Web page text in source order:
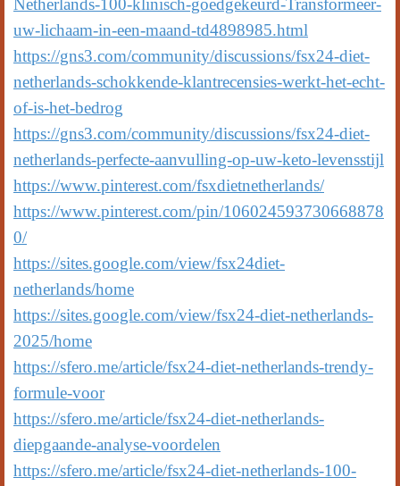
Netherlands-100-klinisch-goedgekeurd-Transformeer-
uw-lichaam-in-een-maand-td4898985.html
https://gns3.com/community/discussions/fsx24-diet-
netherlands-schokkende-klantrecensies-werkt-het-echt-
of-is-het-bedrog
https://gns3.com/community/discussions/fsx24-diet-
netherlands-perfecte-aanvulling-op-uw-keto-levensstijl
https://www.pinterest.com/fsxdietnetherlands/
https://www.pinterest.com/pin/106024593730668878
0/
https://sites.google.com/view/fsx24diet-
netherlands/home
https://sites.google.com/view/fsx24-diet-netherlands-
2025/home
https://sfero.me/article/fsx24-diet-netherlands-trendy-
formule-voor
https://sfero.me/article/fsx24-diet-netherlands-
diepgaande-analyse-voordelen
https://sfero.me/article/fsx24-diet-netherlands-100-